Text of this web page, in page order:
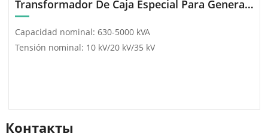
Transformador De Caja Especial Para Generación De Energía (Fotovoltaica/Eólica)
Capacidad nominal: 630-5000 kVA
Tensión nominal: 10 kV/20 kV/35 kV
Контакты